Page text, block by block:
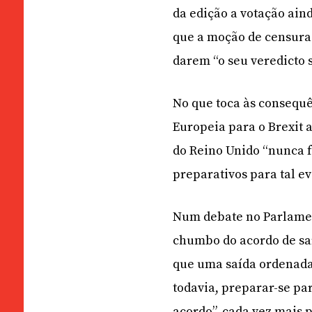
da edição a votação
que a moção de
darem “o seu veredicto
No que toca às
Europeia para o Brexit
do Reino Unido “nunca
preparativos para tal
Num debate no
chumbo do acordo de
que uma saída
todavia, preparar-se